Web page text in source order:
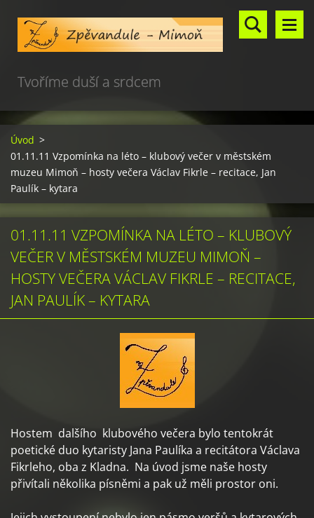
Tvoříme duší a srdcem
Úvod >
01.11.11 Vzpomínka na léto – klubový večer v městském
muzeu Mimoň – hosty večera Václav Fikrle – recitace, Jan
Paulík – kytara
01.11.11 VZPOMÍNKA NA LÉTO – KLUBOVÝ
VEČER V MĚSTSKÉM MUZEU MIMOŇ –
HOSTY VEČERA VÁCLAV FIKRLE – RECITACE,
JAN PAULÍK – KYTARA
Hostem dalšího klubového večera bylo tentokrát
poetické duo kytaristy Jana Paulíka a recitátora Václava
Fikrleho, oba z Kladna. Na úvod jsme naše hosty
přivítali několika písněmi a pak už měli prostor oni.